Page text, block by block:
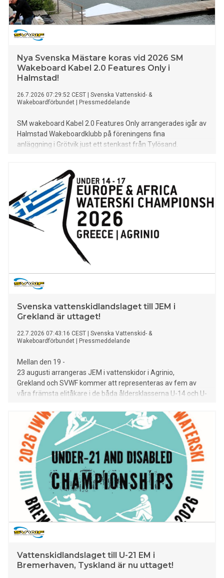
Nya Svenska Mästare koras vid 2026 SM
Wakeboard Kabel 2.0 Features Only i
Halmstad!
26.7.2026 07:29:52 CEST
Svenska Vattenskid- &
Wakeboardförbundet
Pressmeddelande
SM wakeboard Kabel 2.0 Features Only arrangerades igår av
Halmstad Wakeboardklubb på föreningens fina
anläggning i Grötvik just ett stenkast från Tylösand.
Svenska vattenskidlandslaget till JEM i
Grekland är uttaget!
22.7.2026 07:43:16 CEST
Svenska Vattenskid- &
Wakeboardförbundet
Pressmeddelande
Mellan den 19 -
23 augusti arrangeras JEM i vattenskidor i Agrinio,
Grekland och SVWF kommer att representeras av fem av
våra främsta elitåkare i de båda åldersklasserna U-14 och U-
Vattenskidlandslaget till U-21 EM i
Bremerhaven, Tyskland är nu uttaget!